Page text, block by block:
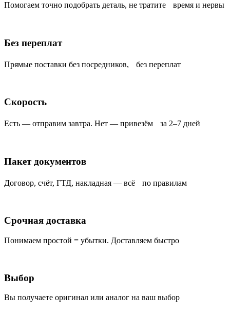
Помогаем точно подобрать деталь, не тратите время и нервы
Без переплат
Прямые поставки без посредников, без переплат
Скорость
Есть — отправим завтра. Нет — привезём за 2–7 дней
Пакет документов
Договор, счёт, ГТД, накладная — всё по правилам
Срочная доставка
Понимаем простой = убытки. Доставляем быстро
Выбор
Вы получаете оригинал или аналог на ваш выбор